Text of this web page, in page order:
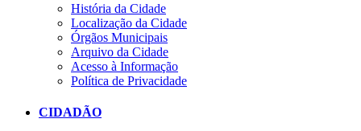
História da Cidade
Localização da Cidade
Órgãos Municipais
Arquivo da Cidade
Acesso à Informação
Política de Privacidade
CIDADÃO